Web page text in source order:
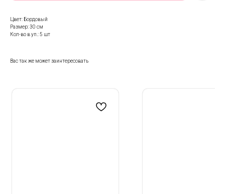
Цвет: Бордовый
Размер: 30 см
Кол-во в уп.: 5 шт
Вас так же может заинтересовать